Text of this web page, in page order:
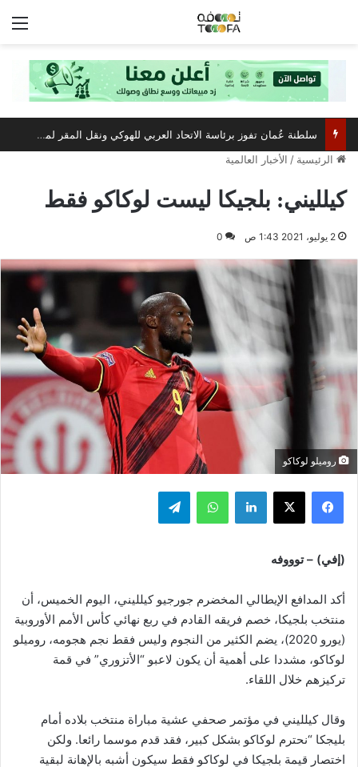
الرئيسية / الأخبار العالمية
كيلليني: بلجيكا ليست لوكاكو فقط
2 يوليو، 2021 1:43 ص 0
روميلو لوكاكو
فيسبوك ‫X لينكدإن واتساب تيلقرام
(إفي) – توووفه
أكد المدافع الإيطالي المخضرم جورجيو كيلليني، اليوم الخميس، أن
منتخب بلجيكا، خصم فريقه القادم في ربع نهائي كأس الأمم الأوروبية
(يورو 2020)، يضم الكثير من النجوم وليس فقط نجم هجومه، روميلو
لوكاكو، مشددا على أهمية أن يكون لاعبو “الأتزوري” في قمة
تركيزهم خلال اللقاء.
وقال كيلليني في مؤتمر صحفي عشية مباراة منتخب بلاده أمام
بليجكا “نحترم لوكاكو بشكل كبير، فقد قدم موسما رائعا. ولكن
اختصار قيمة بلجيكا في لوكاكو فقط سيكون أشبه بالإهانة لبقية